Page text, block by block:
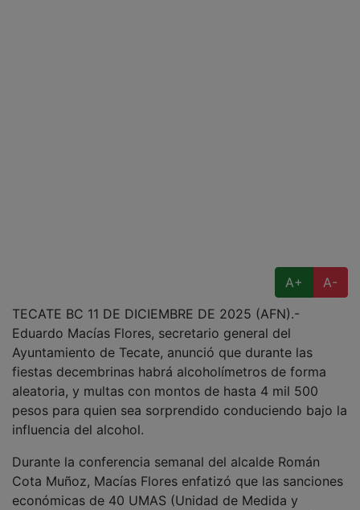
A+
A-
TECATE BC 11 DE DICIEMBRE DE 2025 (AFN).-
Eduardo Macías Flores, secretario general del
Ayuntamiento de Tecate, anunció que durante las
fiestas decembrinas habrá alcoholímetros de forma
aleatoria, y multas con montos de hasta 4 mil 500
pesos para quien sea sorprendido conduciendo bajo la
influencia del alcohol.
Durante la conferencia semanal del alcalde Román
Cota Muñoz, Macías Flores enfatizó que las sanciones
económicas de 40 UMAS (Unidad de Medida y